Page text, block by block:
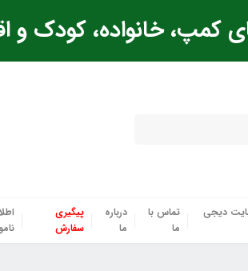
خانواده، کودک و
دیجی
تماس با
ما
درباره
ما
پیگیری
سفارش